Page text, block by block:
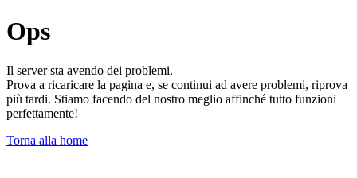
Ops
Il server sta avendo dei problemi.
Prova a ricaricare la pagina e, se continui ad avere problemi, riprova
più tardi. Stiamo facendo del nostro meglio affinché tutto funzioni
perfettamente!
Torna alla home